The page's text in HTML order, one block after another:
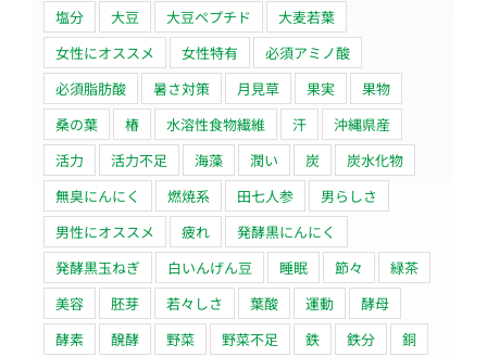
塩分
大豆 大豆ペプチド
大麦若葉
女性にオススメ
女性特有
必須アミノ酸
必須脂肪酸
暑さ対策 月見草 果実
果物
桑の葉
椿 水溶性食物繊維 汗
沖縄県産
活力
活力不足 海藻 潤い 炭
炭水化物
無臭にんにく
燃焼系 田七人参
男らしさ
男性にオススメ
疲れ
発酵黒にんにく
発酵黒玉ねぎ
白いんげん豆 睡眠 節々
緑茶
美容
胚芽 若々しさ 葉酸 運動
酵母
酵素
醗酵 野菜 野菜不足 鉄 鉄分
銅